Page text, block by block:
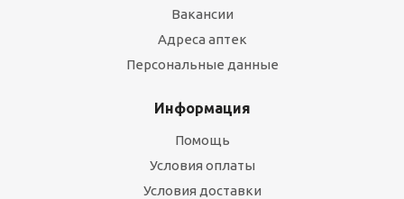
Вакансии
Адреса аптек
Персональные данные
Информация
Помощь
Условия оплаты
Условия доставки